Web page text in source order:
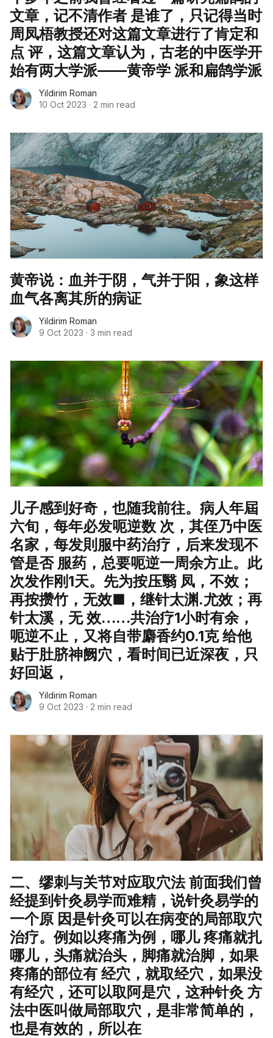
文章，记不清作者 是谁了，只记得当时
周凤梧教授还对这篇文章进行了肯定和
点 评，这篇文章认为，古老的中医学开
始有两大学派——黄帝学 派和扁鹄学派
Yildirim Roman
10 Oct 2023 · 2 min read
黄帝说：血并于阴，气并于阳，象这样
血气各离其所的病证
Yildirim Roman
9 Oct 2023 · 3 min read
儿子感到好奇，也随我前往。病人年屆
六旬，每年必发呃逆数 次，其侄乃中医
名家，每发則服中药治疗，后来发现不
管是否 服药，总要呃逆一周余方止。此
次发作刚1天。先为按压翳 凤，不效；
再按攒竹，无效■，继针太渊.尤效；再
针太溪，无 效……共治疗1小时有余，
呃逆不止，又将自带麝香约0.1克 给他
贴于肚脐神阙穴，看时间已近深夜，只
好回返，
Yildirim Roman
9 Oct 2023 · 2 min read
二、缪刺与关节对应取穴法 前面我们曾
经提到针灸易学而难精，说针灸易学的
一个原 因是针灸可以在病变的局部取穴
治疗。例如以疼痛为例，哪儿 疼痛就扎
哪儿，头痛就治头，脚痛就治脚，如果
疼痛的部位有 经穴，就取经穴，如果没
有经穴，还可以取阿是穴，这种针灸 方
法中医叫做局部取穴，是非常简单的，
也是有效的，所以在